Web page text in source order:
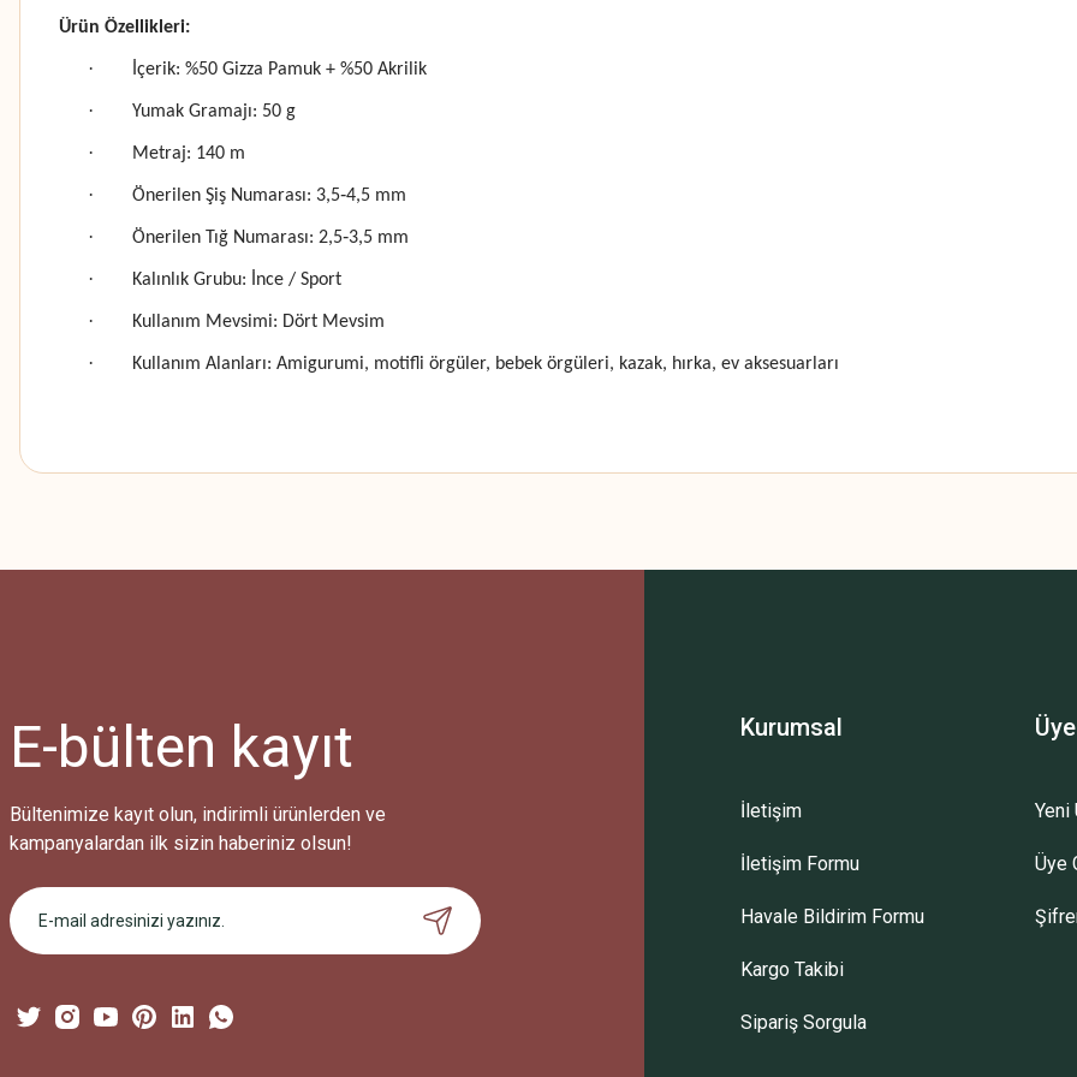
Ürün Özellikleri:
· İçerik: %50 Gizza Pamuk + %50 Akrilik
· Yumak Gramajı: 50 g
· Metraj: 140 m
· Önerilen Şiş Numarası: 3,5‑4,5 mm
· Önerilen Tığ Numarası: 2,5‑3,5 mm
· Kalınlık Grubu: İnce / Sport
· Kullanım Mevsimi: Dört Mevsim
· Kullanım Alanları: Amigurumi, motifli örgüler, bebek örgüleri, kazak, hırka, ev aksesuarları
Bu ürüne ilk yorumu siz yapın!
Bu ürüne benzer farklı alternatifler olmalı.
Gönder
E-bülten kayıt
Bültenimize kayıt olun, indirimli ürünlerden ve
kampanyalardan ilk sizin haberiniz olsun!
Kurumsal
İletişim
İletişim Formu
Havale Bildirim Formu
Kargo Takibi
Sipariş Sorgula
Yeni
Üye